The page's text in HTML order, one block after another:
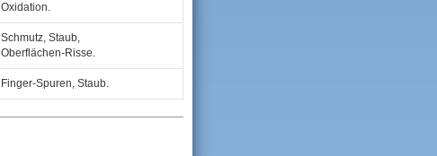
Oxidation.
Schmutz, Staub,
Oberflächen‑Risse.
Finger‑Spuren, Staub.